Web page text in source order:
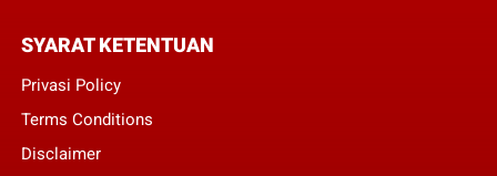
SYARAT KETENTUAN
Privasi Policy
Terms Conditions
Disclaimer